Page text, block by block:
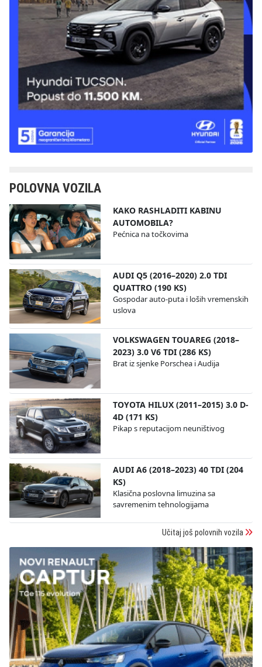
POLOVNA VOZILA
KAKO RASHLADITI KABINU
AUTOMOBILA?
Pećnica na točkovima
AUDI Q5 (2016–2020) 2.0 TDI
QUATTRO (190 KS)
Gospodar auto-puta i loših vremenskih
uslova
VOLKSWAGEN TOUAREG (2018–
2023) 3.0 V6 TDI (286 KS)
Brat iz sjenke Porschea i Audija
TOYOTA HILUX (2011–2015) 3.0 D-
4D (171 KS)
Pikap s reputacijom neuništivog
AUDI A6 (2018–2023) 40 TDI (204
KS)
Klasična poslovna limuzina sa
savremenim tehnologijama
Učitaj još polovnih vozila